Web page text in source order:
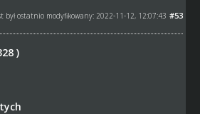
#53
był ostatnio modyfikowany: 2022-11-12, 12:07:43
)